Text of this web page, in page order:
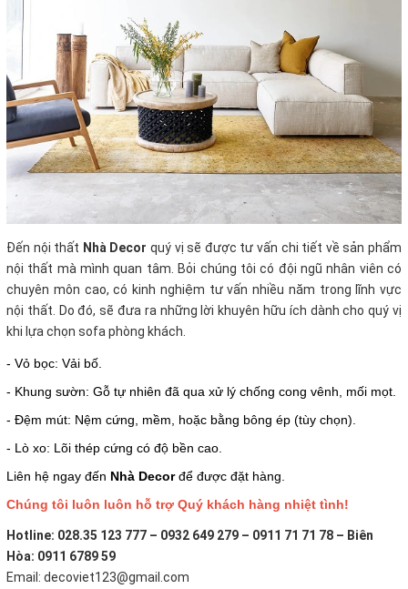
Đến nội thất Nhà Decorquý vị sẽ được tư vấn chi tiết về sản phẩm
nội thất mà mình quan tâm. Bỏi chúng tôi có đội ngũ nhân viên có
chuyên môn cao, có kinh nghiệm tư vấn nhiều năm trong lĩnh vực
nội thất. Do đó, sẽ đưa ra những lời khuyên hữu ích dành cho quý vị
khi lựa chọn sofa phòng khách.
- Vỏ bọc: Vải bố.
- Khung sườn: Gỗ tự nhiên đã qua xử lý chống cong vênh, mối mọt.
- Đệm mút: Nệm cứng, mềm, hoặc bằng bông ép (tùy chọn).
- Lò xo: Lõi thép cứng có độ bền cao.
Liên hệ ngay đến Nhà Decorđể được đặt hàng.
Chúng tôi luôn luôn hỗ trợ Quý khách hàng nhiệt tình!
Hotline: 028.35 123 777 – 0932 649 279 – 0911 71 71 78 – Biên
Hòa: 0911 6789 59
Email: decoviet123@gmail.com